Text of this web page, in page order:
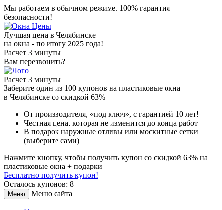
Мы работаем в обычном режиме. 100% гарантия
безопасности!
Лучшая цена в Челябинске
на окна - по итогу 2025 года!
Расчет 3 минуты
Вам перезвонить?
Расчет 3 минуты
Заберите один из 100 купонов на пластиковые окна
в Челябинске со скидкой 63%
От производителя, «под ключ», с гарантией 10 лет!
Честная цена, которая не изменится до конца работ
В подарок наружные отливы или москитные сетки
(выберите сами)
Нажмите кнопку, чтобы получить купон со скидкой 63% на
пластиковые окна + подарки
Бесплатно получить купон!
Осталось купонов: 8
Меню Меню сайта